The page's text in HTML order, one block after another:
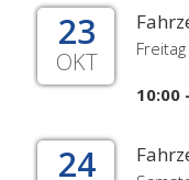
23
OKT
10:00
24